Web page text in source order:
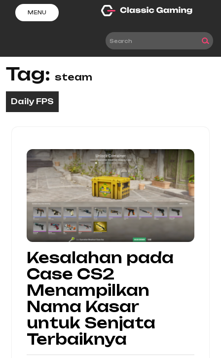
content
MENU
Tag: steam
Daily FPS
Kesalahan pada
Case CS2
Menampilkan
Nama Kasar
untuk Senjata
Terbaiknya